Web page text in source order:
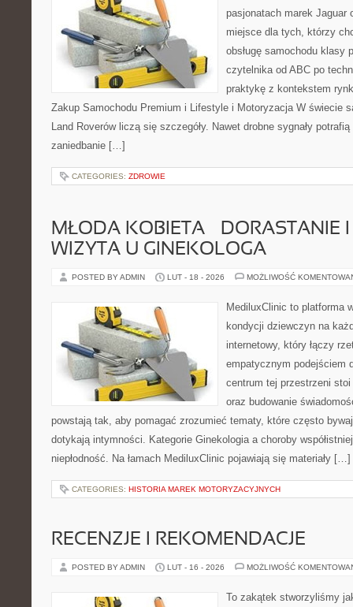
pasjonatach marek Jaguar
miejsce dla tych, którzy
obsługę samochodu klasy
czytelnika od ABC po
praktykę z kontekstem
Zakup Samochodu Premium i Lifestyle i Motoryzacja W świecie
Land Roverów liczą się szczegóły. Nawet drobne sygnały
zaniedbanie […]
CATEGORIES: ZDROWIE
MŁODA KOBIETA – DORASTANIE
WIZYTA U GINEKOLOGA
POSTED BY ADMIN LUT - 18 - 2026 MOŻLIWOŚĆ
MediluxClinic to platforma
kondycji dziewczyn na
internetowy, który łączy
empatycznym podejściem
centrum tej przestrzeni
oraz budowanie
powstają tak, aby pomagać zrozumieć tematy, które często
dotykają intymności. Kategorie Ginekologia a choroby
niepłodność. Na łamach MediluxClinic pojawiają się materiały […]
CATEGORIES: HISTORIA MAREK MOTORYZACYJNYCH
RECENZJE I REKOMENDACJE
POSTED BY ADMIN LUT - 16 - 2026 MOŻLIWOŚĆ
To zakątek stworzyliśmy